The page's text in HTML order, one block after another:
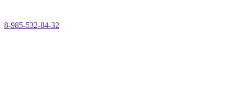
8-985-532-84-32